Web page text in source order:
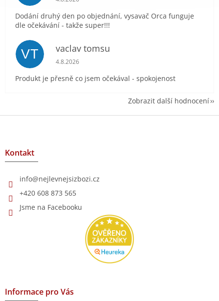
Dodání druhý den po objednání, vysavač Orca funguje
dle očekávání - takže super!!!
VT vaclav tomsu
Hodnocení obchodu je 5 z 5 hvězdiček.
4.8.2026
Produkt je přesně co jsem očekával - spokojenost
Zobrazit další hodnocení
Z
Kontakt
info@nejlevnejsizbozi.cz
+420 608 873 565
Jsme na Facebooku
Informace pro Vás